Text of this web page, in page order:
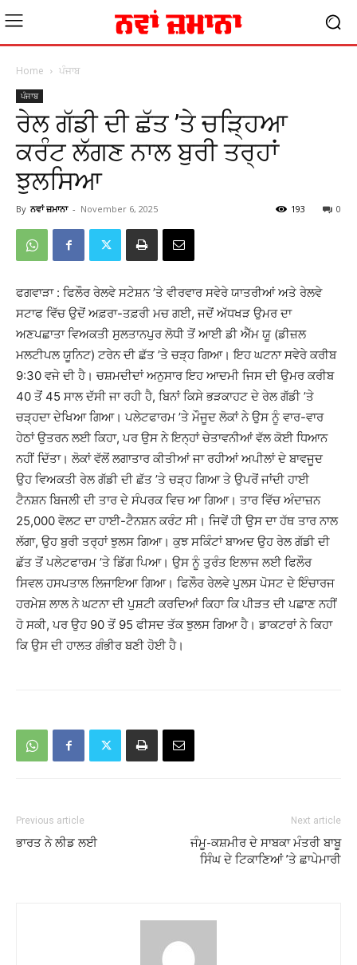
Home ਪੰਜਾਬ
ਪੰਜਾਬ
ਰੇਲ ਗੱਡੀ ਦੀ ਛੱਤ ’ਤੇ ਚੜ੍ਹਿਆ
ਕਰੰਟ ਲੱਗਣ ਨਾਲ ਬੁਰੀ ਤਰ੍ਹਾਂ
ਝੁਲਸਿਆ
By ਨਵਾਂ ਜ਼ਮਾਨਾ - November 6, 2025 0
193
ਫਗਵਾੜਾ : ਫਿਲੌਰ ਰੇਲਵੇ ਸਟੇਸ਼ਨ ’ਤੇ ਵੀਰਵਾਰ ਸਵੇਰੇ ਯਾਤਰੀਆਂ ਅਤੇ ਰੇਲਵੇ
ਸਟਾਫ ਵਿੱਚ ਉਦੋਂ ਅਫ਼ਰਾ-ਤਫ਼ਰੀ ਮਚ ਗਈ, ਜਦੋਂ ਅੱਧਖੜ ਉਮਰ ਦਾ
ਅਣਪਛਾਤਾ ਵਿਅਕਤੀ ਸੁਲਤਾਨਪੁਰ ਲੋਧੀ ਤੋਂ ਆਈ ਡੀ ਐੱਮ ਯੂ (ਡੀਜ਼ਲ
ਮਲਟੀਪਲ ਯੂਨਿਟ) ਟਰੇਨ ਦੀ ਛੱਤ ’ਤੇ ਚੜ੍ਹ ਗਿਆ। ਇਹ ਘਟਨਾ ਸਵੇਰੇ ਕਰੀਬ
9:30 ਵਜੇ ਦੀ ਹੈ। ਚਸ਼ਮਦੀਦਾਂ ਅਨੁਸਾਰ ਇਹ ਆਦਮੀ ਜਿਸ ਦੀ ਉਮਰ ਕਰੀਬ
40 ਤੋਂ 45 ਸਾਲ ਦੱਸੀ ਜਾ ਰਹੀ ਹੈ, ਬਿਨਾਂ ਕਿਸੇ ਭੜਕਾਹਟ ਦੇ ਰੇਲ ਗੱਡੀ ’ਤੇ
ਚੜ੍ਹਦਾ ਦੇਖਿਆ ਗਿਆ। ਪਲੇਟਫਾਰਮ ’ਤੇ ਮੌਜੂਦ ਲੋਕਾਂ ਨੇ ਉਸ ਨੂੰ ਵਾਰ-ਵਾਰ
ਹੇਠਾਂ ਉਤਰਨ ਲਈ ਕਿਹਾ, ਪਰ ਉਸ ਨੇ ਇਨ੍ਹਾਂ ਚੇਤਾਵਨੀਆਂ ਵੱਲ ਕੋਈ ਧਿਆਨ
ਨਹੀਂ ਦਿੱਤਾ। ਲੋਕਾਂ ਵੱਲੋਂ ਲਗਾਤਾਰ ਕੀਤੀਆਂ ਜਾ ਰਹੀਆਂ ਅਪੀਲਾਂ ਦੇ ਬਾਵਜੂਦ
ਉਹ ਵਿਅਕਤੀ ਰੇਲ ਗੱਡੀ ਦੀ ਛੱਤ ’ਤੇ ਚੜ੍ਹ ਗਿਆ ਤੇ ਉਪਰੋਂ ਜਾਂਦੀ ਹਾਈ
ਟੈਨਸ਼ਨ ਬਿਜਲੀ ਦੀ ਤਾਰ ਦੇ ਸੰਪਰਕ ਵਿਚ ਆ ਗਿਆ। ਤਾਰ ਵਿੱਚ ਅੰਦਾਜ਼ਨ
25,000 ਵੋਲਟ ਦਾ ਹਾਈ-ਟੈਨਸ਼ਨ ਕਰੰਟ ਸੀ। ਜਿਵੇਂ ਹੀ ਉਸ ਦਾ ਹੱਥ ਤਾਰ ਨਾਲ
ਲੱਗਾ, ਉਹ ਬੁਰੀ ਤਰ੍ਹਾਂ ਝੁਲਸ ਗਿਆ। ਕੁਝ ਸਕਿੰਟਾਂ ਬਾਅਦ ਉਹ ਰੇਲ ਗੱਡੀ ਦੀ
ਛੱਤ ਤੋਂ ਪਲੇਟਫਾਰਮ ’ਤੇ ਡਿੱਗ ਪਿਆ। ਉਸ ਨੂੰ ਤੁਰੰਤ ਇਲਾਜ ਲਈ ਫਿਲੌਰ
ਸਿਵਲ ਹਸਪਤਾਲ ਲਿਜਾਇਆ ਗਿਆ। ਫਿਲੌਰ ਰੇਲਵੇ ਪੁੁਲਸ ਪੋਸਟ ਦੇ ਇੰਚਾਰਜ
ਹਰਮੇਸ਼ ਲਾਲ ਨੇ ਘਟਨਾ ਦੀ ਪੁਸ਼ਟੀ ਕਰਦਿਆਂ ਕਿਹਾ ਕਿ ਪੀੜਤ ਦੀ ਪਛਾਣ ਨਹੀਂ
ਹੋ ਸਕੀ, ਪਰ ਉਹ 90 ਤੋਂ 95 ਫੀਸਦ ਤੱਕ ਝੁਲਸ ਗਿਆ ਹੈ। ਡਾਕਟਰਾਂ ਨੇ ਕਿਹਾ
ਕਿ ਉਸ ਦੀ ਹਾਲਤ ਗੰਭੀਰ ਬਣੀ ਹੋਈ ਹੈ।
Previous article
ਭਾਰਤ ਨੇ ਲੀਡ ਲਈ
Next article
ਜੰਮੂ-ਕਸ਼ਮੀਰ ਦੇ ਸਾਬਕਾ ਮੰਤਰੀ ਬਾਬੂ
ਸਿੰਘ ਦੇ ਟਿਕਾਣਿਆਂ ’ਤੇ ਛਾਪੇਮਾਰੀ